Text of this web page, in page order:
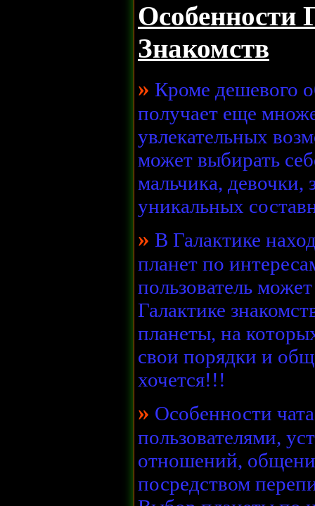
Особенности
Знакомств
» Кроме дешевого
получает еще
увлекательных
может выбирать
мальчика, девочки,
уникальных
» В Галактике
планет по
пользователь
Галактике
планеты, на
свои порядки и
хочется!!!
» Особенности
пользователями,
отношений,
посредством